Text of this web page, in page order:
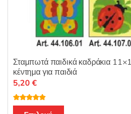
Σταμπωτά παιδικά καδράκια
κέντημα για παιδιά
Βαθμολογή
θηκε με5.00
5,20 €